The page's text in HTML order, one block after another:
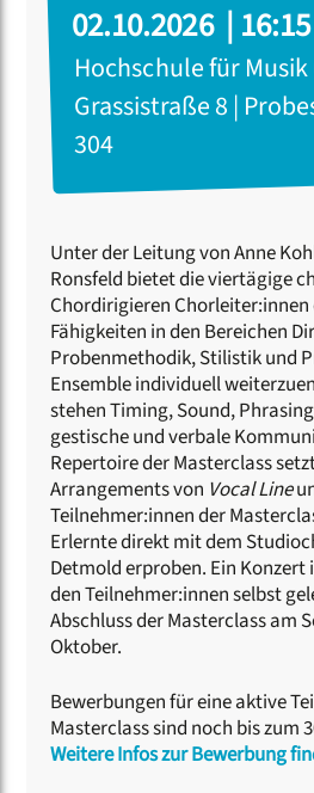
02.10.2026 |
Hochschule für
Grassistraße 8 |
304
Unter der Leitung von Anne
Ronsfeld bietet die viertägige
Chordirigieren
Fähigkeiten in den Bereichen
Probenmethodik, Stilistik und
Ensemble individuell
stehen Timing, Sound,
gestische und verbale
Repertoire der Masterclass
Arrangements von Vocal Line
Teilnehmer:innen der
Erlernte direkt mit dem
Detmold erproben. Ein Konzert
den Teilnehmer:innen selbst
Abschluss der Masterclass am
Oktober.
Bewerbungen für eine aktive
Masterclass sind noch bis zum
Weitere Infos zur Bewerbung